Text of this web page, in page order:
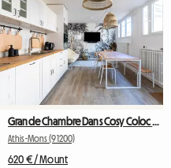
Athis-Mons (91200)
620 € / Mount